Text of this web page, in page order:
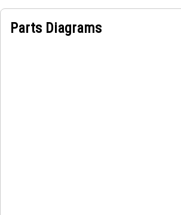
Parts Diagrams